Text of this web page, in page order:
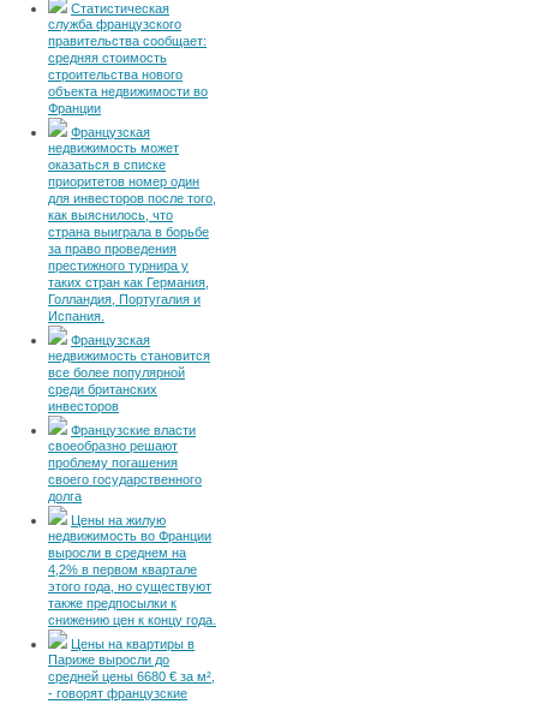
Статистическая
служба французского
правительства сообщает:
средняя стоимость
строительства нового
объекта недвижимости во
Франции
Французская
недвижимость может
оказаться в списке
приоритетов номер один
для инвесторов после того,
как выяснилось, что
страна выиграла в борьбе
за право проведения
престижного турнира у
таких стран как Германия,
Голландия, Португалия и
Испания.
Французская
недвижимость становится
все более популярной
среди британских
инвесторов
Французские власти
своеобразно решают
проблему погашения
своего государственного
долга
Цены на жилую
недвижимость во Франции
выросли в среднем на
4,2% в первом квартале
этого года, но существуют
также предпосылки к
снижению цен к концу года.
Цены на квартиры в
Париже выросли до
средней цены 6680 € за м²,
- говорят французские